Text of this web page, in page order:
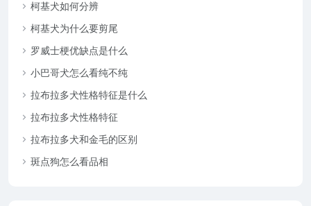
柯基犬如何分辨
柯基犬为什么要剪尾
罗威士梗优缺点是什么
小巴哥犬怎么看纯不纯
拉布拉多犬性格特征是什么
拉布拉多犬性格特征
拉布拉多犬和金毛的区别
斑点狗怎么看品相